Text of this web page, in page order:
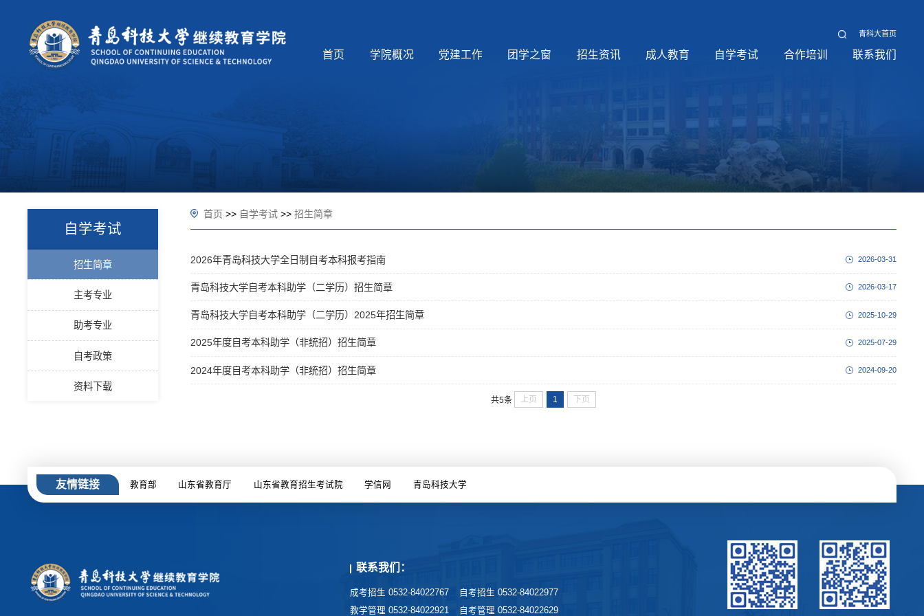
青科大首页
首页 学院概况 党建工作 团学之窗 招生资讯 成人教育 自学考试 合作培训 联系我们
自学考试
招生简章
主考专业
助考专业
自考政策
资料下载
首页 >> 自学考试 >> 招生简章
2026年青岛科技大学全日制自考本科报考指南 2026-03-31
青岛科技大学自考本科助学（二学历）招生简章 2026-03-17
青岛科技大学自考本科助学（二学历）2025年招生简章 2025-10-29
2025年度自考本科助学（非统招）招生简章 2025-07-29
2024年度自考本科助学（非统招）招生简章 2024-09-20
共5条 上页 1 下页
友情链接 教育部 山东省教育厅 山东省教育招生考试院 学信网 青岛科技大学
联系我们：
成考招生 0532-84022767
自考招生 0532-84022977
教学管理 0532-84022921
自考管理 0532-84022629